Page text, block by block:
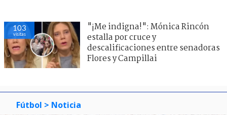
103
visitas
"¡Me indigna!": Mónica Rincón
estalla por cruce y
descalificaciones entre senadoras
Flores y Campillai
Fútbol > Noticia